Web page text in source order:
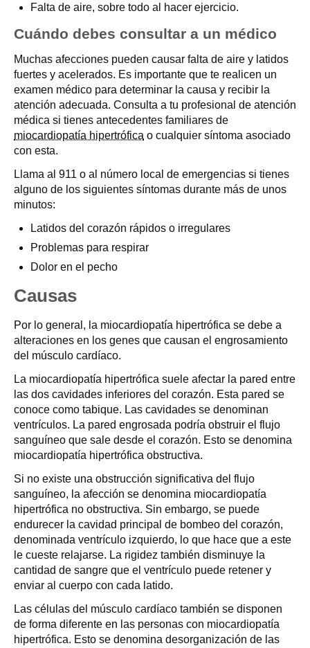
Falta de aire, sobre todo al hacer ejercicio.
Cuándo debes consultar a un médico
Muchas afecciones pueden causar falta de aire y latidos
fuertes y acelerados. Es importante que te realicen un
examen médico para determinar la causa y recibir la
atención adecuada. Consulta a tu profesional de atención
médica si tienes antecedentes familiares de
miocardiopatía hipertrófica o cualquier síntoma asociado
con esta.
Llama al 911 o al número local de emergencias si tienes
alguno de los siguientes síntomas durante más de unos
minutos:
Latidos del corazón rápidos o irregulares
Problemas para respirar
Dolor en el pecho
Causas
Por lo general, la miocardiopatía hipertrófica se debe a
alteraciones en los genes que causan el engrosamiento
del músculo cardíaco.
La miocardiopatía hipertrófica suele afectar la pared entre
las dos cavidades inferiores del corazón. Esta pared se
conoce como tabique. Las cavidades se denominan
ventrículos. La pared engrosada podría obstruir el flujo
sanguíneo que sale desde el corazón. Esto se denomina
miocardiopatía hipertrófica obstructiva.
Si no existe una obstrucción significativa del flujo
sanguíneo, la afección se denomina miocardiopatía
hipertrófica no obstructiva. Sin embargo, se puede
endurecer la cavidad principal de bombeo del corazón,
denominada ventrículo izquierdo, lo que hace que a este
le cueste relajarse. La rigidez también disminuye la
cantidad de sangre que el ventrículo puede retener y
enviar al cuerpo con cada latido.
Las células del músculo cardíaco también se disponen
de forma diferente en las personas con miocardiopatía
hipertrófica. Esto se denomina desorganización de las